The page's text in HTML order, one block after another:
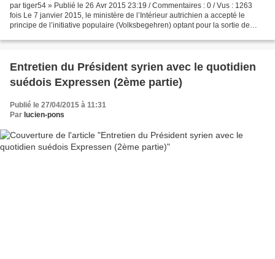
par tiger54 » Publié le 26 Avr 2015 23:19 / Commentaires : 0 / Vus : 1263
fois Le 7 janvier 2015, le ministère de l’Intérieur autrichien a accepté le
principe de l’initiative populaire (Volksbegehren) optant pour la sortie de
Entretien du Président syrien avec le quotidien
suédois Expressen (2ème partie)
Publié le 27/04/2015 à 11:31
Par lucien-pons